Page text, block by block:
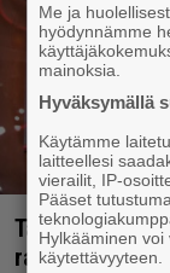
Täällä pelattiin
rahat –
Me ja
hyödynnämme
mainoksia.
Hyväksymällä
Käytämme
laitteellesi
vierailit, IP-
Pääset
Hylkääminen
käytettävyyteen.